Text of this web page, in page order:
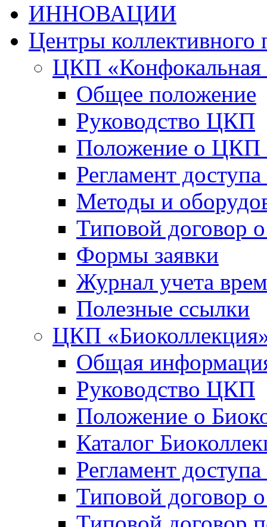
ИННОВАЦИИ
Центры коллективного
ЦКП «Конфокальная
Общее положение
Руководство ЦКП
Положение о
Регламент
Методы и
Типовой договор
Формы заявки
Журнал учета
Полезные ссылки
ЦКП
Общая
Руководство ЦКП
Положение о
Каталог
Регламент
Типовой договор